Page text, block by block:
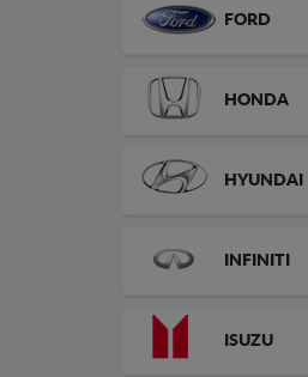
FORD
HONDA
HYUNDAI
INFINITI
ISUZU